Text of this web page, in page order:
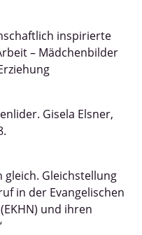
inspirierte
– Mädchenbilder
Gisela Elsner,
gleich. Gleichstellung
in der Evangelischen
und ihren